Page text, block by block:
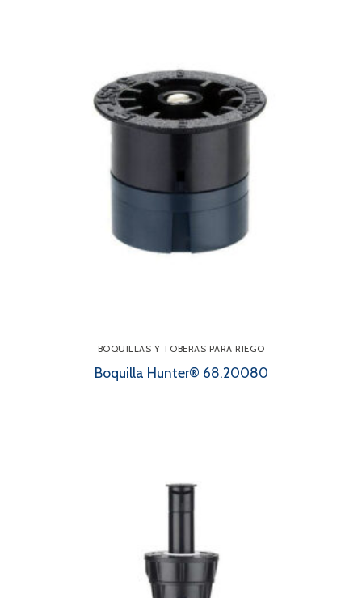
BOQUILLAS Y TOBERAS PARA RIEGO
Boquilla Hunter® 68.20080